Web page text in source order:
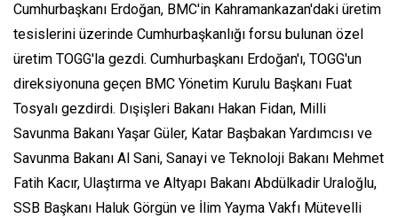
Cumhurbaşkanı Erdoğan, BMC'in Kahramankazan'daki üretim
tesislerini üzerinde Cumhurbaşkanlığı forsu bulunan özel
üretim TOGG'la gezdi. Cumhurbaşkanı Erdoğan'ı, TOGG'un
direksiyonuna geçen BMC Yönetim Kurulu Başkanı Fuat
Tosyalı gezdirdi. Dışişleri Bakanı Hakan Fidan, Milli
Savunma Bakanı Yaşar Güler, Katar Başbakan Yardımcısı ve
Savunma Bakanı Al Sani, Sanayi ve Teknoloji Bakanı Mehmet
Fatih Kacır, Ulaştırma ve Altyapı Bakanı Abdülkadir Uraloğlu,
SSB Başkanı Haluk Görgün ve İlim Yayma Vakfı Mütevelli